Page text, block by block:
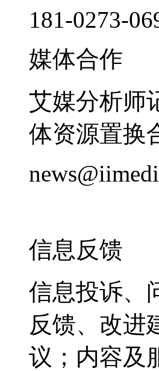
181-0273-
媒体合作
艾媒分析师
体资源置换
信息反馈
信息投诉、
反馈、改进
议；内容及